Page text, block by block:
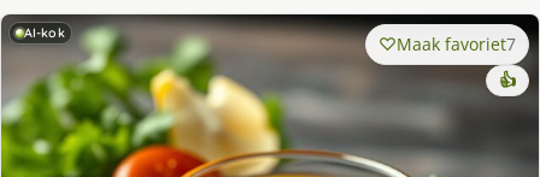
AI-kok Maak favoriet7
👍